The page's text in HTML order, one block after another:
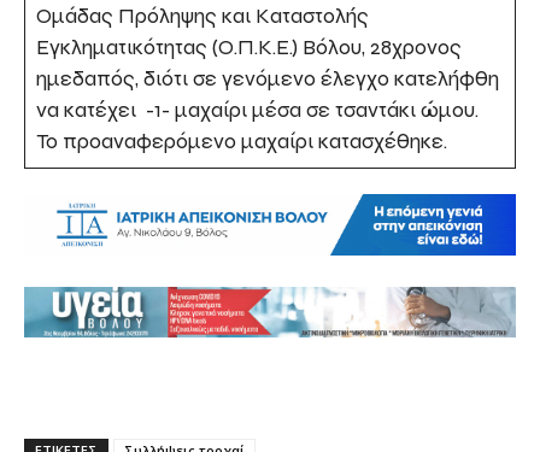
Ομάδας Πρόληψης και Καταστολής
Εγκληματικότητας (Ο.Π.Κ.Ε.) Βόλου, 28χρονος
ημεδαπός, διότι σε γενόμενο έλεγχο κατελήφθη
να κατέχει -1- μαχαίρι μέσα σε τσαντάκι ώμου.
Το προαναφερόμενο μαχαίρι κατασχέθηκε.